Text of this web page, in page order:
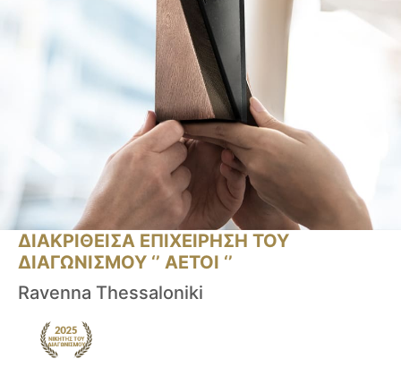
ΔΙΑΚΡΙΘΕΙΣΑ ΕΠΙΧΕΙΡΗΣΗ ΤΟΥ
ΔΙΑΓΩΝΙΣΜΟΥ ‘’ ΑΕΤΟΙ ‘’
Ravenna Thessaloniki